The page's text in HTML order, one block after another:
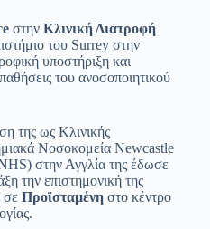
στην Κλινική Διατροφή
του Surrey στην
υποστήριξη και
του ανοσοποιητικού
της ως Κλινικής
Νοσοκομεία Newcastle
στην Αγγλία της έδωσε
την επιστημονική της
σε Προϊσταμένηστο κέντρο